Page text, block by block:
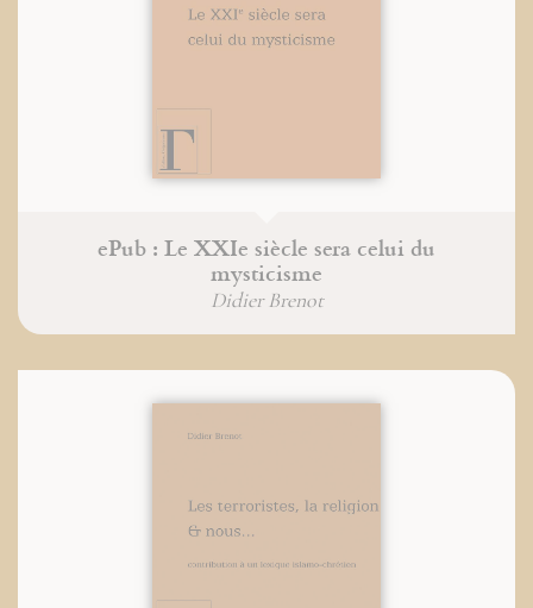
ePub : Le XXIe siècle sera celui du
mysticisme
Didier Brenot